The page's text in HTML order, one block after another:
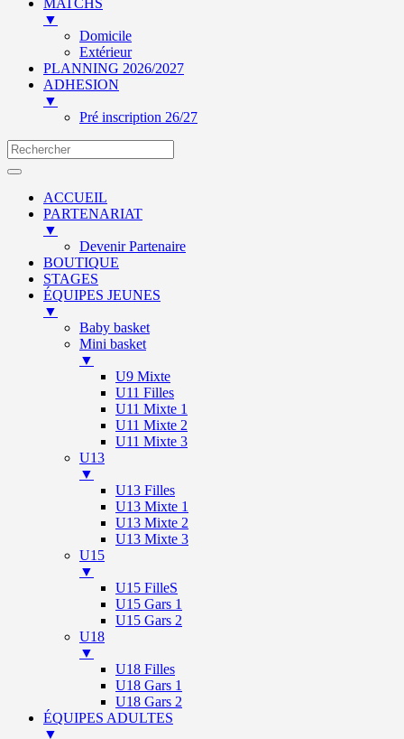
▼
Domicile
Extérieur
PLANNING 2026/2027
ADHESION
▼
Pré inscription 26/27
ACCUEIL
PARTENARIAT
▼
Devenir Partenaire
BOUTIQUE
STAGES
ÉQUIPES JEUNES
▼
Baby basket
Mini basket
▼
U9 Mixte
U11 Filles
U11 Mixte 1
U11 Mixte 2
U11 Mixte 3
U13
▼
U13 Filles
U13 Mixte 1
U13 Mixte 2
U13 Mixte 3
U15
▼
U15 FilleS
U15 Gars 1
U15 Gars 2
U18
▼
U18 Filles
U18 Gars 1
U18 Gars 2
ÉQUIPES ADULTES
▼